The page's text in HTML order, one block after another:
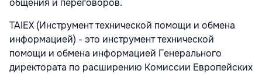
общения и переговоров.
TAIEX (Инструмент технической помощи и обмена
информацией) - это инструмент технической
помощи и обмена информацией Генерального
директората по расширению Комиссии Европейских